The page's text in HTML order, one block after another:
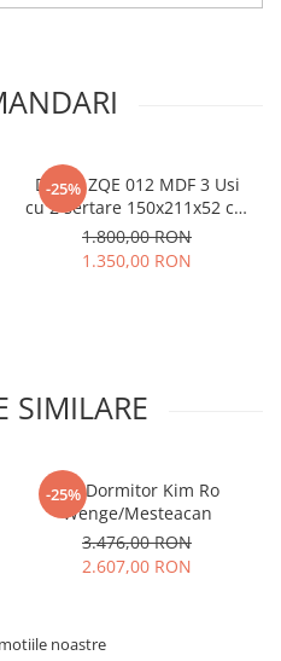
-25%
Dulap ZQE 012 MDF 3 Usi
cu 2 sertare 150x211x52 cm
Alb
1.800,00 RON
1.350,00 RON
SIMILARE
-25%
Set Dormitor Kim Ro
Wenge/Mesteacan
3.476,00 RON
2.607,00 RON
noastre